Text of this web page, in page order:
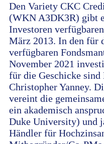
Den Variety CKC
(WKN A3DK3R) gibt
Investoren
März 2013. In den für
verfügbaren
November 2021
für die Geschicke sind
Christopher Yanney.
vereint die
ein akademisch
Duke University) und
Händler für